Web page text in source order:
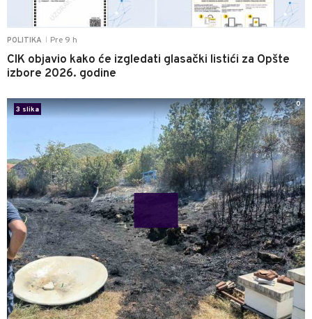
POLITIKA Pre 9 h
CIK objavio kako će izgledati glasački listići za Opšte
izbore 2026. godine
3 slika
0